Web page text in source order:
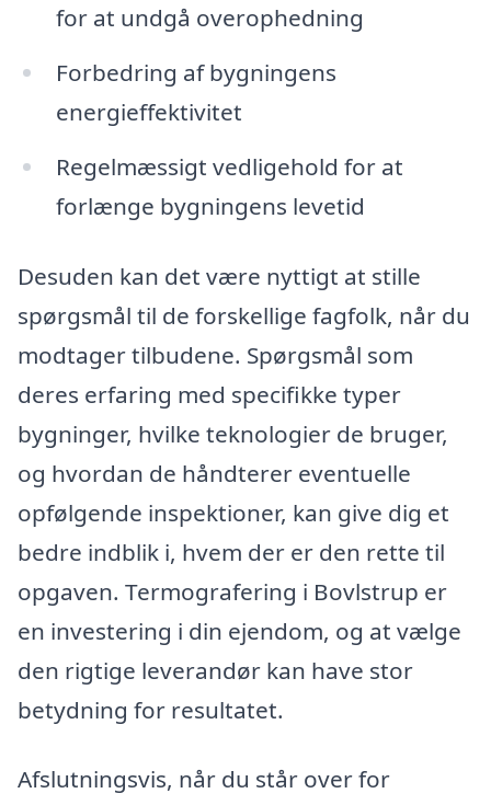
for at undgå overophedning
Forbedring af bygningens
energieffektivitet
Regelmæssigt vedligehold for at
forlænge bygningens levetid
Desuden kan det være nyttigt at stille
spørgsmål til de forskellige fagfolk, når du
modtager tilbudene. Spørgsmål som
deres erfaring med specifikke typer
bygninger, hvilke teknologier de bruger,
og hvordan de håndterer eventuelle
opfølgende inspektioner, kan give dig et
bedre indblik i, hvem der er den rette til
opgaven. Termografering i Bovlstrup er
en investering i din ejendom, og at vælge
den rigtige leverandør kan have stor
betydning for resultatet.
Afslutningsvis, når du står over for